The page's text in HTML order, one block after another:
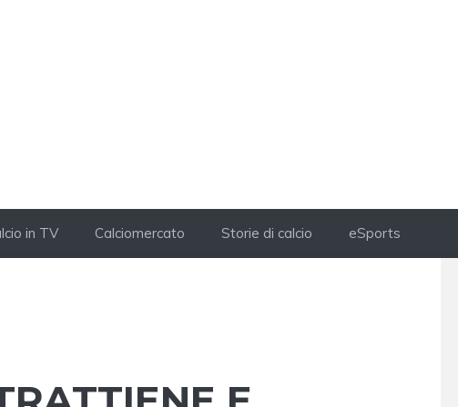
in TV Calciomercato Storie di calcio eSports